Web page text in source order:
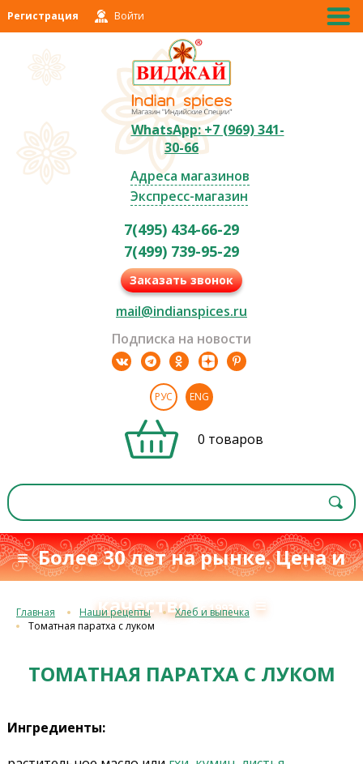
Регистрация Войти
WhatsApp: +7 (969) 341-
30-66
Адреса магазинов
Экспресс-магазин
7(495) 434-66-29
7(499) 739-95-29
Заказать звонок
mail@indianspices.ru
Подписка на новости
РУС ENG
0 товаров
≡ Более 30 лет на рынке. Цена и
качество с 1993 г.≡
Главная Наши рецепты
Хлеб и выпечка
Томатная паратха с луком
ТОМАТНАЯ ПАРАТХА С ЛУКОМ
Ингредиенты: